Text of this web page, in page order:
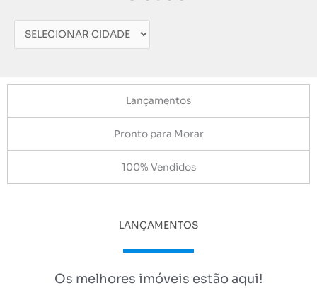
Lançamentos
Pronto para Morar
100% Vendidos
LANÇAMENTOS
Os melhores imóveis estão aqui!